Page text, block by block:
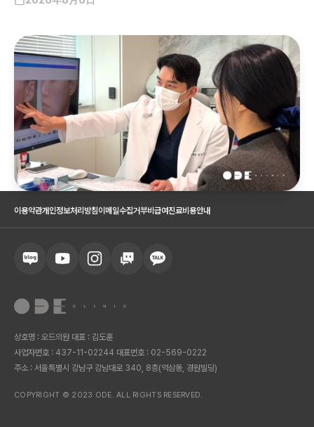
이용약관개인정보처리방침이메일수집거부비급여진료비용안내
상호명 : 오드의원 대표 : 김도훈
사업자번호 : 437-11-02244 대표번호 : 02-569-0222
주소 : 서울특별시 강남구 강남대로 340, 8층(역삼동, 경원빌딩)
COPYRIGHT © 2023 ODE. ALL RIGHTS RESERVED.